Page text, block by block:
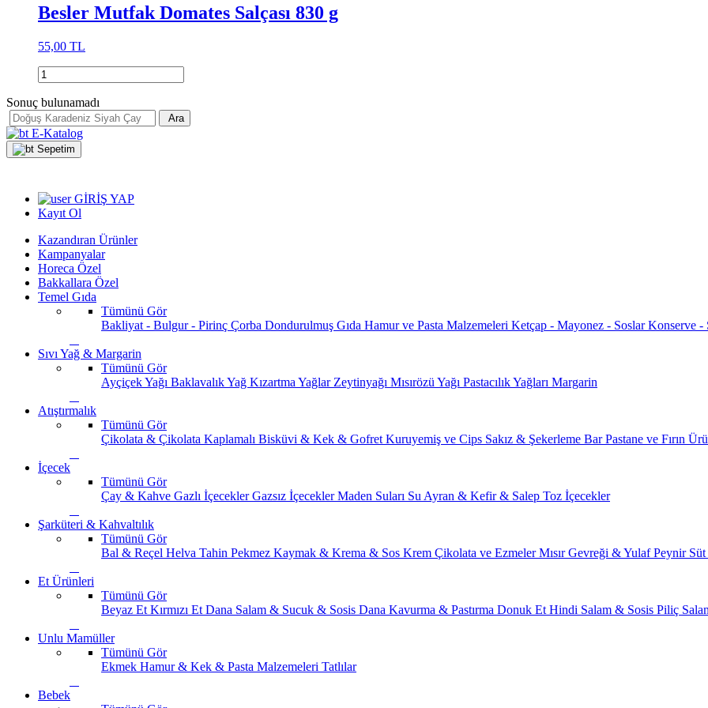
Besler Mutfak Domates Salçası 830 g
55,00 TL
Sonuç bulunamadı
Ara
E-Katalog
Sepetim
GİRİŞ YAP
Kayıt Ol
Kazandıran Ürünler
Kampanyalar
Horeca Özel
Bakkallara Özel
Temel Gıda
Tümünü Gör
Bakliyat - Bulgur - Pirinç Çorba Dondurulmuş Gıda Hamur ve Pasta Malzemeleri Ketçap - Mayonez - SoslarKonserve -
Sıvı Yağ & Margarin
Tümünü Gör
Ayçiçek Yağı Baklavalık Yağ Kızartma Yağlar Zeytinyağı Mısırözü Yağı Pastacılık Yağları Margarin
Atıştırmalık
Tümünü Gör
Çikolata & Çikolata Kaplamalı Bisküvi & Kek & Gofret Kuruyemiş ve Cips Sakız & Şekerleme BarPastane ve Fırın
İçecek
Tümünü Gör
Çay & Kahve Gazlı İçeceklerGazsız İçeceklerMaden Suları Su Ayran & Kefir & Salep Toz İçecekler
Şarküteri & Kahvaltılık
Tümünü Gör
Bal & Reçel Helva Tahin Pekmez Kaymak & Krema & Sos Krem Çikolata ve EzmelerMısır Gevreği & YulafPeynir
Et Ürünleri
Tümünü Gör
Beyaz Et Kırmızı Et Dana Salam & Sucuk & Sosis Dana Kavurma & Pastırma Donuk Et Hindi Salam & Sosis Piliç
Unlu Mamüller
Tümünü Gör
Ekmek Hamur & Kek & Pasta Malzemeleri Tatlılar
Bebek